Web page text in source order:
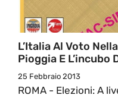
L’Italia Al Voto
Pioggia E L’incubo
25 Febbraio 2013
ROMA - Elezioni: A